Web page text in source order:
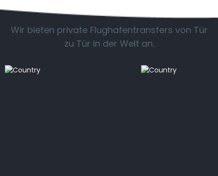
Wir bieten private Flughafentransfers von Tür
zu Tür in der Welt an.